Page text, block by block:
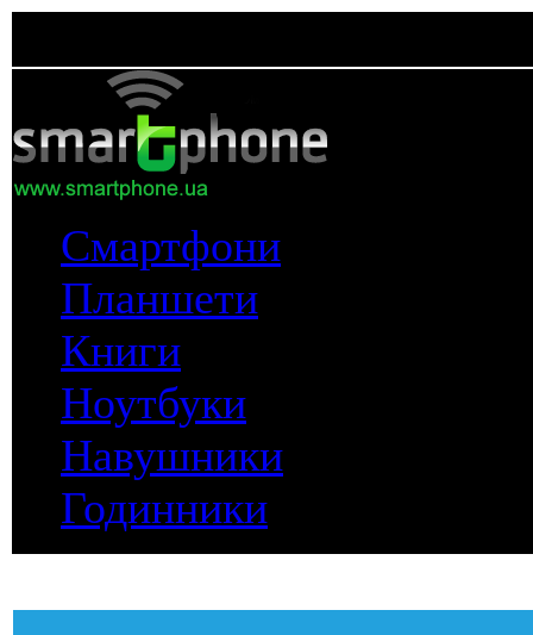
Смартфони
Планшети
Книги
Ноутбуки
Навушники
Годинники